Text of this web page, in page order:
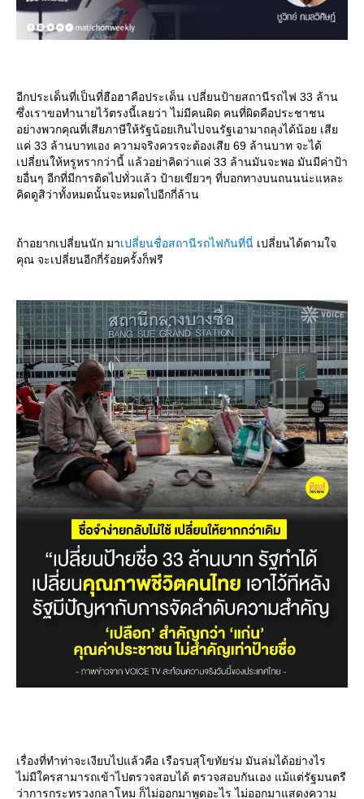
อีกประเด็นที่เป็นที่ฮือฮาคือประเด็น เปลี่ยนป้ายสถานีรถไฟ 33 ล้าน
ซึ่งเราขอทำนายไว้ตรงนี้เลยว่า ไม่มีคนผิด คนที่ผิดคือประชาชน
อย่างพวกคุณที่เสียภาษีให้รัฐน้อยเกินไปจนรัฐเอามาถลุงได้น้อย เสี
ค่ 33 ล้านบาทเอง ความจริงควรจะต้องเสีย 69 ล้านบาท จะได้
เปลี่ยนให้หรูหรากว่านี้ แล้วอย่าคิดว่าแค่ 33 ล้านมันจะพอ มันมีค่าป้า
อื่นๆ อีกที่มีการติดไปทั่วแล้ว ป้ายเขียวๆ ที่บอกทางบนถนนน่ะแหละ
คิดดูสิว่าทั้งหมดนั้นจะหมดไปอีกกี่ล้าน
ถ้าอยากเปลี่ยนนัก มาเปลี่ยนชื่อสถานีรถไฟกันที่นี่ เปลี่ยนได้ตามใจ
คุณ จะเปลี่ยนอีกกี่ร้อยครั้งก็ฟรี
เรื่องที่ทำท่าจะเงียบไปแล้วคือ เรือรบสุโขทัยร่ม มันล่มได้อย่างไร
ไม่มีใครสามารถเข้าไปตรวจสอบได้ ตรวจสอบกันเอง แม้แต่รัฐมนตรี
ว่าการกระทรวงกลาโหม ก็ไม่ออกมาพูดอะไร ไม่ออกมาแสดงความ